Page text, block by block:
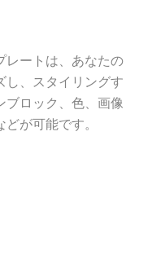
レートは、あなたの
し、スタイリングす
ブロック、色、画像
が可能です。